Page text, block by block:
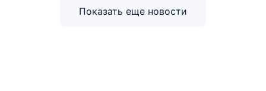
Показать еще новости